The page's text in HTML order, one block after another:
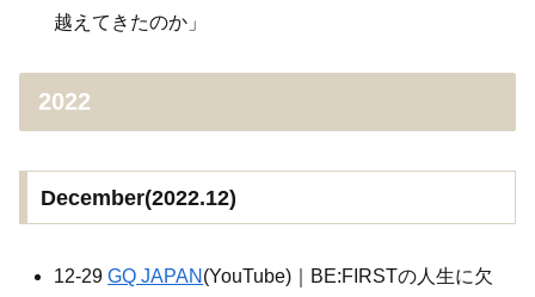
越えてきたのか」
2022
December(2022.12)
12-29GQ JAPAN (YouTube)｜BE:FIRSTの人生に欠